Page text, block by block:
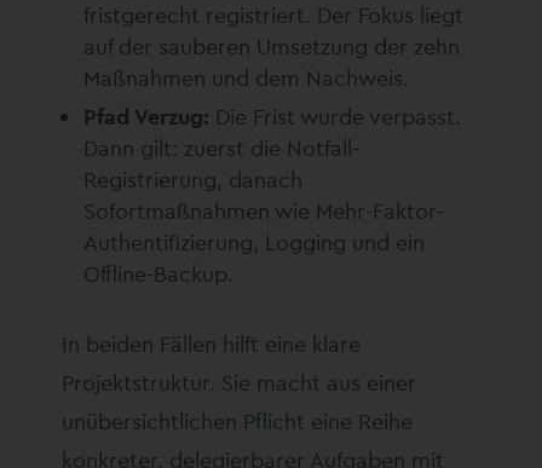
fristgerecht registriert. Der Fokus liegt
auf der sauberen Umsetzung der zehn
Maßnahmen und dem Nachweis.
Pfad Verzug: Die Frist wurde verpasst.
Dann gilt: zuerst die Notfall-
Registrierung, danach
Sofortmaßnahmen wie Mehr-Faktor-
Authentifizierung, Logging und ein
Offline-Backup.
In beiden Fällen hilft eine klare
Projektstruktur. Sie macht aus einer
unübersichtlichen Pflicht eine Reihe
konkreter, delegierbarer Aufgaben mit